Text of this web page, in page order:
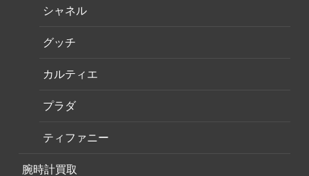
シャネル
グッチ
カルティエ
プラダ
ティファニー
腕時計買取